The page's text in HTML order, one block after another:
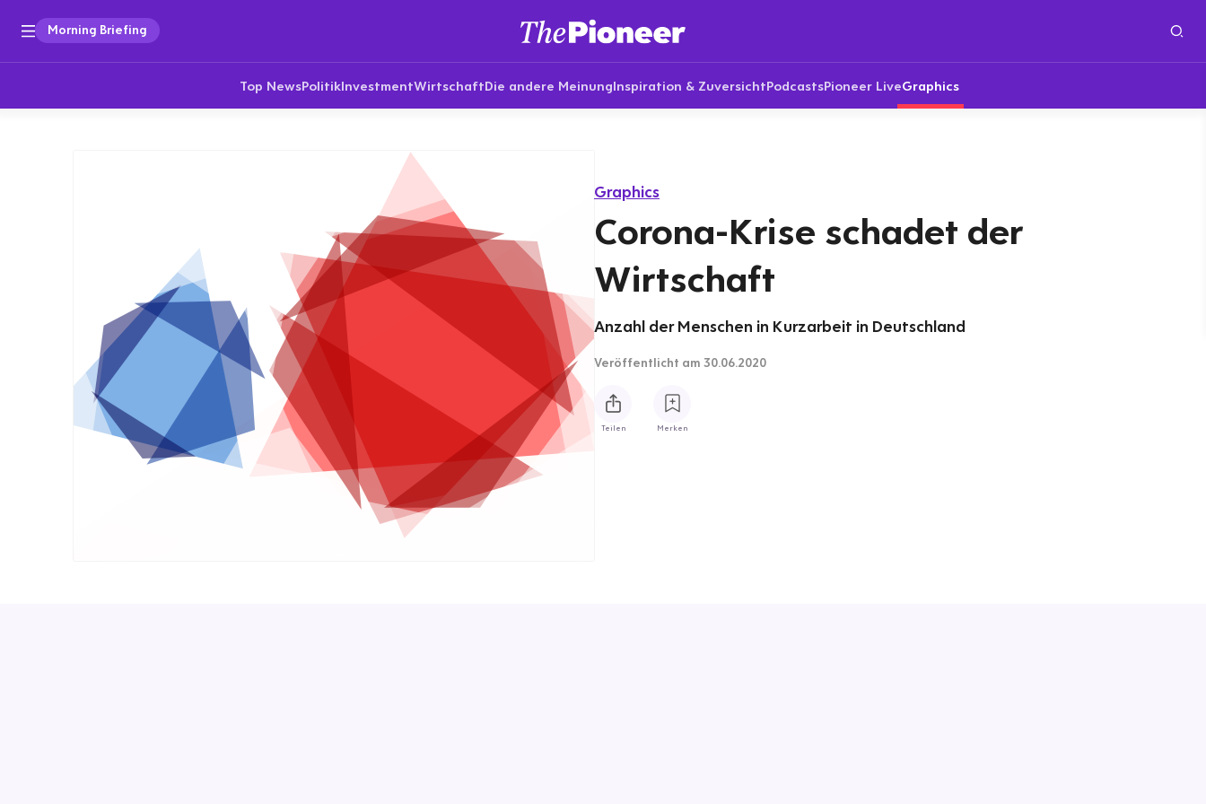
Morning Briefing
Top NewsPolitikInvestmentWirtschaftDie andere MeinungInspiration & ZuversichtPodcastsPioneer LiveGraphics
Graphics
Corona-Krise schadet der
Wirtschaft
Anzahl der Menschen in Kurzarbeit in Deutschland
Veröffentlicht am 30.06.2020
Teilen Merken